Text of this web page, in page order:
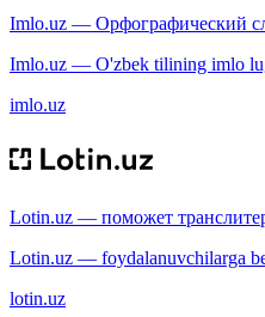
Imlo.uz — Орфографический
Imlo.uz — O'zbek tilining imlo
imlo.uz
Lotin.uz — поможет
Lotin.uz — foydalanuvchilarga
lotin.uz